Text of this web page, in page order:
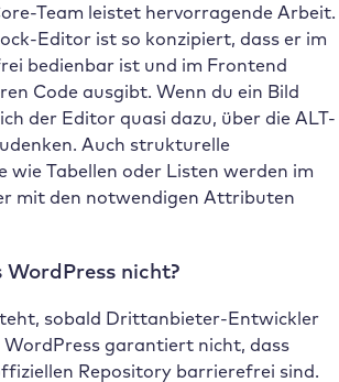
Team leistet hervorragende Arbeit.
Editor ist so konzipiert, dass er im
bedienbar ist und im Frontend
Code ausgibt. Wenn du ein Bild
der Editor quasi dazu, über die ALT-
Auch strukturelle
wie Tabellen oder Listen werden im
mit den notwendigen Attributen
nicht?
sobald Drittanbieter-Entwickler
WordPress garantiert nicht, dass
Repository barrierefrei sind.